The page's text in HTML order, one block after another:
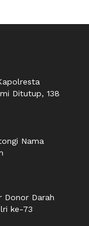
Ditutup, 138
Nama
Donor Darah
ke-73